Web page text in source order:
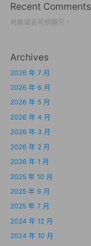
Recent Comments
尚無留言可供顯示。
Archives
2026 年 7 月
2026 年 6 月
2026 年 5 月
2026 年 4 月
2026 年 3 月
2026 年 2 月
2026 年 1 月
2025 年 10 月
2025 年 9 月
2025 年 7 月
2024 年 12 月
2024 年 10 月